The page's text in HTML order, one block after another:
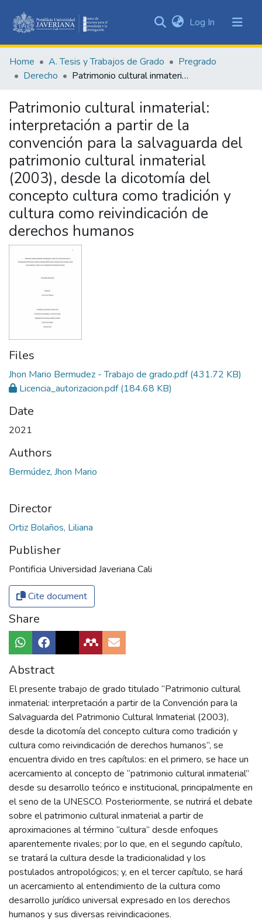
&
Collections
Statistics
Log In (current)
Home A. Tesis y Trabajos de Grado
Pregrado
Derecho
Patrimonio cultural inmaterial: interpretación a partir de la convención para la salvaguarda del patrimonio cultural inmaterial (2003), desde la dicotomía del concepto cultura como tradición y cultura como reivindicación de derechos humanos
Patrimonio cultural inmaterial:
interpretación a partir de la
convención para la salvaguarda del
patrimonio cultural inmaterial
(2003), desde la dicotomía del
concepto cultura como tradición y
cultura como reivindicación de
derechos humanos
Files
Jhon Mario Bermudez - Trabajo de grado.pdf(431.72 KB)
Licencia_autorizacion.pdf(184.68 KB)
Date
2021
Authors
Bermúdez, Jhon Mario
Director
Ortiz Bolaños, Liliana
Publisher
Pontificia Universidad Javeriana Cali
Cite document
Share
Abstract
El presente trabajo de grado titulado “Patrimonio cultural
inmaterial: interpretación a partir de la Convención para la
Salvaguarda del Patrimonio Cultural Inmaterial (2003),
desde la dicotomía del concepto cultura como tradición y
cultura como reivindicación de derechos humanos”, se
encuentra divido en tres capítulos: en el primero, se hace un
acercamiento al concepto de “patrimonio cultural inmaterial”
desde su desarrollo teórico e institucional, principalmente en
el seno de la UNESCO. Posteriormente, se nutrirá el debate
sobre el patrimonio cultural inmaterial a partir de
aproximaciones al término “cultura” desde enfoques
aparentemente rivales; por lo que, en el segundo capítulo,
se tratará la cultura desde la tradicionalidad y los
postulados antropológicos; y, en el tercer capítulo, se hará
un acercamiento al entendimiento de la cultura como
desarrollo jurídico universal expresado en los derechos
humanos y sus diversas reivindicaciones.